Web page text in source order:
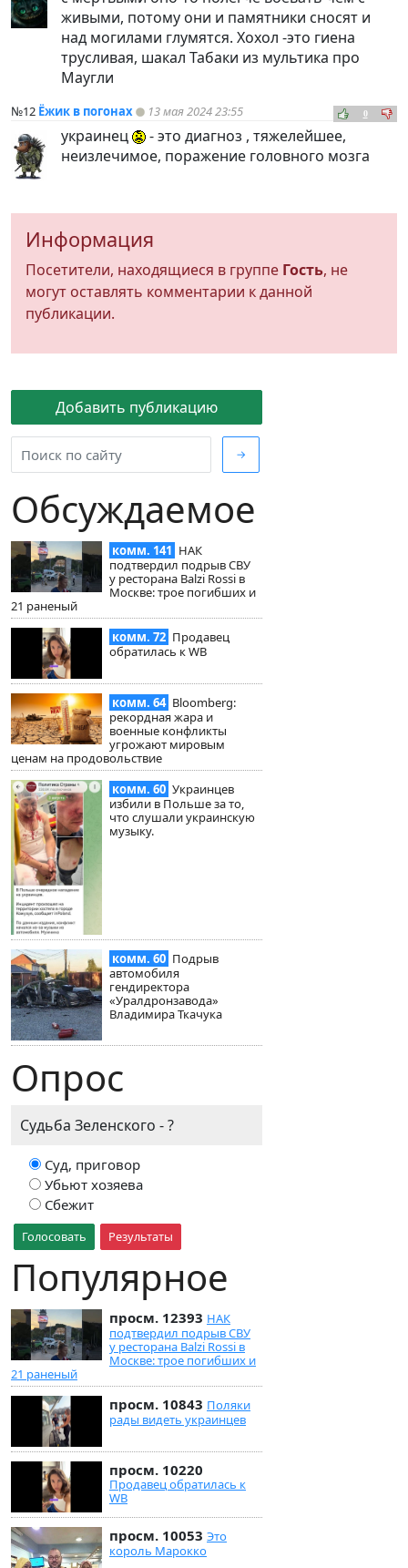
Добавить публикацию
→
Обсуждаемое
комм. 141 НАК
подтвердил подрыв СВУ
у ресторана Balzi Rossi в
Москве: трое погибших и
21 раненый
комм. 72 Продавец
обратилась к WB
комм. 64 Bloomberg:
рекордная жара и
военные конфликты
угрожают мировым
ценам на продовольствие
комм. 60 Украинцев
избили в Польше за то,
что слушали украинскую
музыку.
комм. 60 Подрыв
автомобиля
гендиректора
«Уралдронзавода»
Владимира Ткачука
Опрос
Судьба Зеленского - ?
Суд, приговор
Убьют хозяева
Сбежит
Голосовать Результаты
Популярное
просм. 12393 НАК
подтвердил подрыв СВУ
у ресторана Balzi Rossi в
Москве: трое погибших и
21 раненый
просм. 10843 Поляки
рады видеть украинцев
просм. 10220
Продавец обратилась к
WB
просм. 10053 Это
король Марокко
живыми, потому они и памятники сносят и
над могилами глумятся. Хохол -это гиена
трусливая, шакал Табаки из мультика про
Маугли
№12 Ёжик в погонах 13 мая 2024 23:55 0
украинец
- это диагноз , тяжелейшее,
неизлечимое, поражение головного мозга
Информация
Посетители, находящиеся в группе Гость, не
могут оставлять комментарии к данной
публикации.